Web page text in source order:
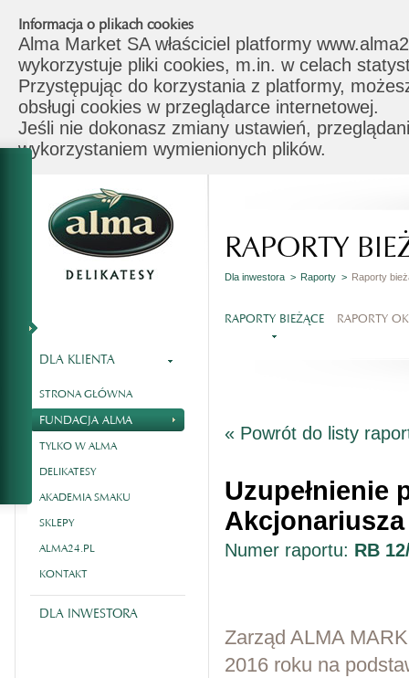
Informacja o plikach cookies
Alma Market SA właściciel platformy
wykorzystuje pliki cookies, m.in. w celach
Przystępując do korzystania z platformy,
obsługi cookies w przeglądarce internetowej.
Jeśli nie dokonasz zmiany ustawień,
wykorzystaniem wymienionych plików.
DLA KLIENTA
STRONA GŁÓWNA
FUNDACJA ALMA
TYLKO W ALMA
DELIKATESY
AKADEMIA SMAKU
SKLEPY
ALMA24.PL
KONTAKT
DLA INWESTORA
RAPORTY
Dla inwestora > Raporty > Raporty
RAPORTY BIEŻĄCE RAPORTY
« Powrót do listy
Uzupełnienie
Akcjonariusza
Numer raportu: RB
Zarząd ALMA
2016 roku na